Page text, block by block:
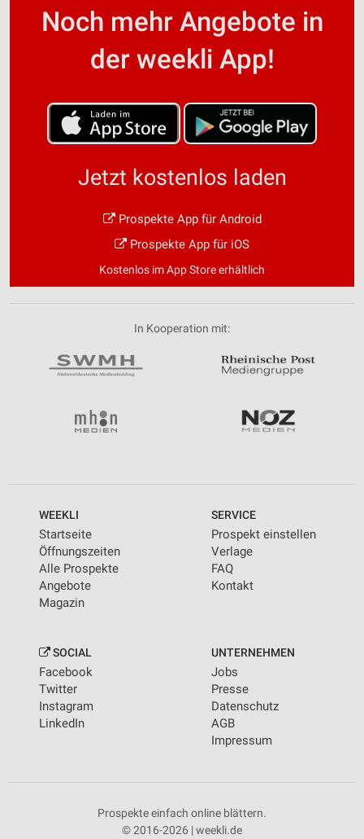
Noch mehr Angebote in
der weekli App!
Jetzt kostenlos laden
Prospekte App für Android
Prospekte App für iOS
Kostenlos im App Store erhältlich
In Kooperation mit:
WEEKLI
Startseite
Öffnungszeiten
Alle Prospekte
Angebote
Magazin
SERVICE
Prospekt einstellen
Verlage
FAQ
Kontakt
SOCIAL
Facebook
Twitter
Instagram
LinkedIn
UNTERNEHMEN
Jobs
Presse
Datenschutz
AGB
Impressum
Prospekte einfach online blättern.
© 2016-2026 | weekli.de